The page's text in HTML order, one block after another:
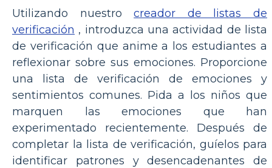
Utilizando nuestrocreador de listas de
verificación , introduzca una actividad de lista
de verificación que anime a los estudiantes a
reflexionar sobre sus emociones. Proporcione
una lista de verificación de emociones y
sentimientos comunes. Pida a los niños que
marquen las emociones que han
experimentado recientemente. Después de
completar la lista de verificación, guíelos para
identificar patrones y desencadenantes de